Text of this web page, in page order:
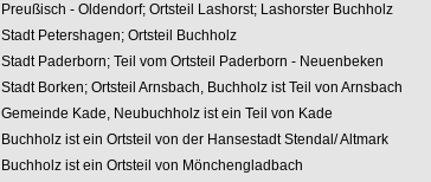
Preußisch - Oldendorf; Ortsteil Lashorst; Lashorster Buchholz
Stadt Petershagen; Ortsteil Buchholz
Stadt Paderborn; Teil vom Ortsteil Paderborn - Neuenbeken
Stadt Borken; Ortsteil Arnsbach, Buchholz ist Teil von Arnsbach
Gemeinde Kade, Neubuchholz ist ein Teil von Kade
Buchholz ist ein Ortsteil von der Hansestadt Stendal/ Altmark
Buchholz ist einOrtsteil von Mönchengladbach